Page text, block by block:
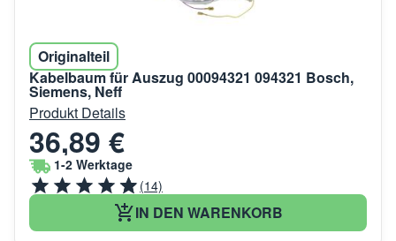
Originalteil
Kabelbaum für Auszug 00094321 094321 Bosch,
Siemens, Neff
Produkt Details
36,89 €
1-2 Werktage
(14)
IN DEN WARENKORB